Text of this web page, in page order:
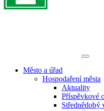
Město a úřad
Hospodaření města
Aktuality
Příspěvkové
Střednědobý